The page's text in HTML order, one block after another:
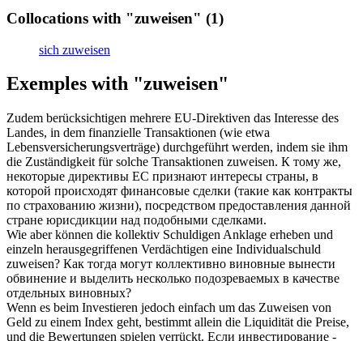
Collocations with "zuweisen" (1)
sich zuweisen
Exemples with "zuweisen"
Zudem berücksichtigen mehrere EU-Direktiven das Interesse des
Landes, in dem finanzielle Transaktionen (wie etwa
Lebensversicherungsverträge) durchgeführt werden, indem sie ihm
die Zuständigkeit für solche Transaktionen zuweisen. К тому же,
некоторые директивы ЕС признают интересы страны, в
которой происходят финансовые сделки (такие как контракты
по страхованию жизни), посредством предоставления данной
стране юрисдикции над подобными сделками.
Wie aber können die kollektiv Schuldigen Anklage erheben und
einzeln herausgegriffenen Verdächtigen eine Individualschuld
zuweisen? Как тогда могут коллективно виновные вынести
обвинение и выделить несколько подозреваемых в качестве
отдельных виновных?
Wenn es beim Investieren jedoch einfach um das Zuweisen von
Geld zu einem Index geht, bestimmt allein die Liquidität die Preise,
und die Bewertungen spielen verrückt. Если инвестирование -